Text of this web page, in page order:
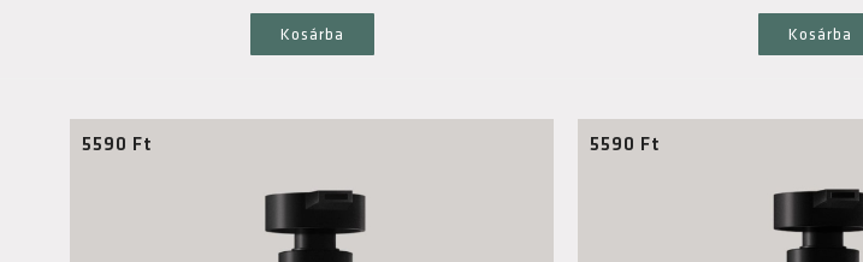
Kosárba Kosárba
5590 Ft 5590 Ft